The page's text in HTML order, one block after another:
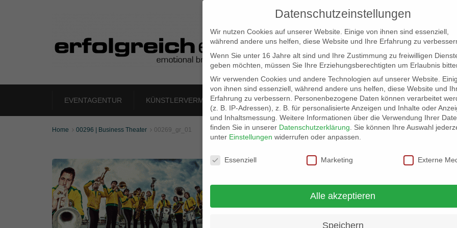
EVENTAGENTUR KÜNSTLERVERMITTLUNG LOCATION SCOUT ELB-LOCATION: PANORAMA
Home  00296 | Business Theater  00269_gr_01
Datenschutzeinstellungen
Wir nutzen Cookies auf unserer Website. Einige von ihnen sind essenziell,
während andere uns helfen, diese Website und Ihre Erfahrung zu
Wenn Sie unter 16 Jahre alt sind und Ihre Zustimmung zu freiwilligen
geben möchten, müssen Sie Ihre Erziehungsberechtigten um Erlaubnis
Wir verwenden Cookies und andere Technologien auf unserer Website.
von ihnen sind essenziell, während andere uns helfen, diese Website und
Erfahrung zu verbessern.
Personenbezogene Daten können verarbeitet
(z. B. IP-Adressen), z. B. für personalisierte Anzeigen und Inhalte oder
und Inhaltsmessung. Weitere Informationen über die Verwendung Ihrer
finden Sie in unserer Datenschutzerklärung
Sie können Ihre Auswahl
unter Einstellungen widerrufen oder anpassen.
Datenschutzeinstellungen
Essenziell Marketing Externe
Alle akzeptieren
Speichern